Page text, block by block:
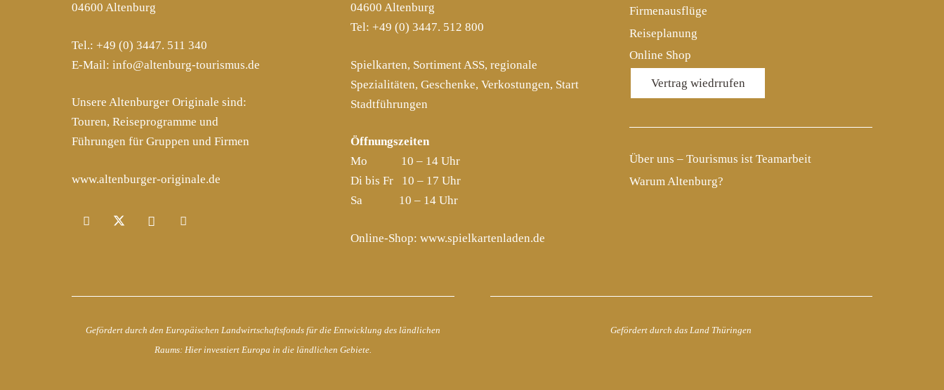
04600 Altenburg
Tel.: +49 (0) 3447. 511 340
E-Mail: info@altenburg-tourismus.de
Unsere Altenburger Originale sind:
Touren, Reiseprogramme und
Führungen für Gruppen und Firmen
www.altenburger-originale.de
04600 Altenburg
Tel: +49 (0) 3447. 512 800
Spielkarten, Sortiment ASS, regionale
Spezialitäten, Geschenke, Verkostungen, Start
Stadtführungen
Öffnungszeiten
Mo 10 – 14 Uhr
Di bis Fr 10 – 17 Uhr
Sa 10 – 14 Uhr
Online-Shop: www.spielkartenladen.de
Firmenausflüge
Reiseplanung
Online Shop
Vertrag wiedrrufen
Über uns – Tourismus ist Teamarbeit
Warum Altenburg?
Gefördert durch den Europäischen Landwirtschaftsfonds für die Entwicklung des ländlichen
Raums: Hier investiert Europa in die ländlichen Gebiete.
Gefördert durch das Land Thüringen